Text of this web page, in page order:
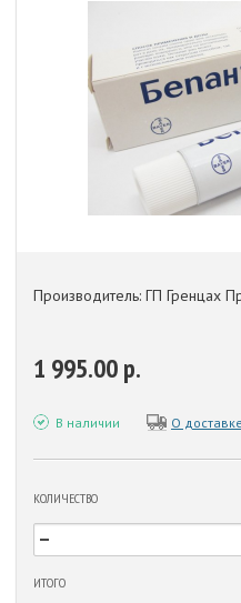
Производитель: ГП Гренцах
1 995.00 р.
В наличии О доставке
КОЛИЧЕСТВО
ИТОГО